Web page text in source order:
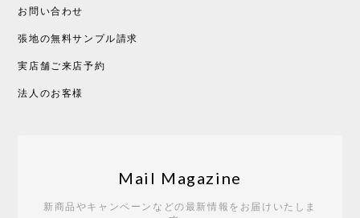
お問い合わせ
張地の無料サンプル請求
実店舗ご来店予約
法人のお客様
Mail Magazine
新商品やキャンペーンなどの最新情報をお届けいたしま